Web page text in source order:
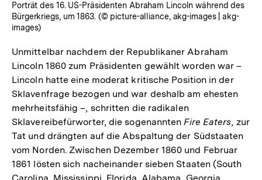
Porträt des 16. US-Präsidenten Abraham Lincoln während des
Bürgerkriegs, um 1863. (© picture-alliance, akg-images | akg-
images)
Unmittelbar nachdem der Republikaner Abraham
Lincoln 1860 zum Präsidenten gewählt worden war –
Lincoln hatte eine moderat kritische Position in der
Sklavenfrage bezogen und war deshalb am ehesten
mehrheitsfähig –, schritten die radikalen
Sklavereibefürworter, die sogenanntenFire Eaters, zur
Tat und drängten auf die Abspaltung der Südstaaten
vom Norden. Zwischen Dezember 1860 und Februar
1861 lösten sich nacheinander sieben Staaten (South